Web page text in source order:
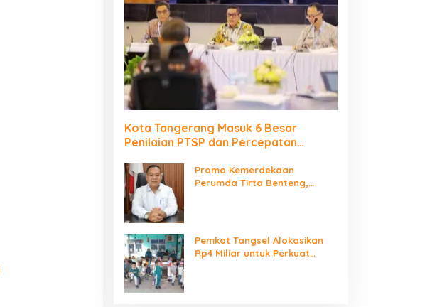
Kota Tangerang Masuk 6 Besar
Penilaian PTSP dan Percepatan
Promo Kemerdekaan
Perumda Tirta Benteng,
Pemkot Tangsel Alokasikan
Rp4 Miliar untuk Perkuat